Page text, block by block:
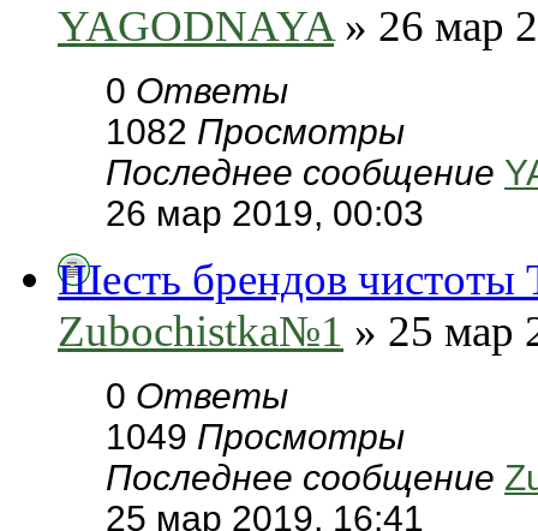
YAGODNAYA» 26 мар
0 Ответы
1082 Просмотры
Последнее сообщение
26 мар 2019, 00:03
Шесть брендов
Zubochistka№1 » 25 мар
0 Ответы
1049 Просмотры
Последнее сообщение
25 мар 2019, 16:41